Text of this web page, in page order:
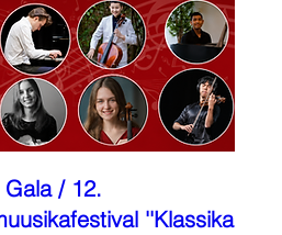
/ 12.
''Klassika